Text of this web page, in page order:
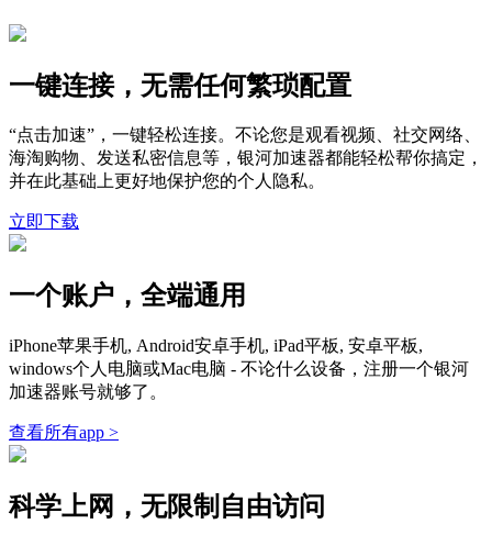
一键连接，无需任何繁琐配置
“点击加速”，一键轻松连接。不论您是观看视频、社交网络、
海淘购物、发送私密信息等，银河加速器都能轻松帮你搞定，
并在此基础上更好地保护您的个人隐私。
立即下载
一个账户，全端通用
iPhone苹果手机, Android安卓手机, iPad平板, 安卓平板,
windows个人电脑或Mac电脑 - 不论什么设备，注册一个银河
加速器账号就够了。
查看所有app >
科学上网，无限制自由访问